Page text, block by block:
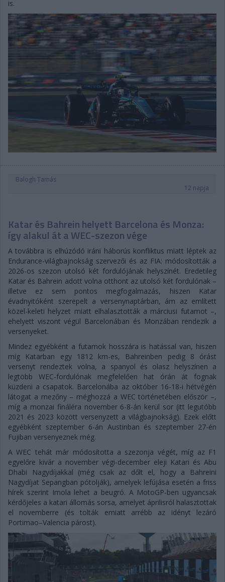
is.
Balogh Tamás
12 napja
Katar és Bahrein helyett Barcelona és Monza:
így alakul át a WEC-szezon vége
A továbbra is elhúzódó iráni háborús konfliktus miatt léptek az
Endurance-világbajnokság szervezői és az FIA: módosították a
2026-os szezon utolsó két fordulójának helyszínét. Eredetileg
Katar és Bahrein adott volna otthont az utolsó két fordulónak –
illetve ez sem pontos megfogalmazás, hiszen Katar
évadnyitóként szerepelt a versenynaptárban, ám az említett
közel-keleti helyzet miatt elhalasztották a márciusi futamot –,
ehelyett viszont végül Barcelonában és Monzában rendezik a
versenyeket.
Mindez egyébként a futamok hosszára is hatással van, hiszen
míg Katarban egy 1812 km-es, Bahreinben pedig 8 órást
versenyt rendeztek volna, a spanyol és olasz helyszínen a
legtöbb WEC-fordulónak megfelelően hat órán át fognak
küzdeni a csapatok. Barcelonába az október 16-18-i hétvégén
látogat a mezőny – méghozzá a WEC történetében először –,
míg a monzai fináléra november 6-8-án kerül sor (itt legutóbb
2021 és 2023 között versenyzett a világbajnokság). Ezek előtt
egyébként szeptember 6-án Austinban és szeptember 27-én
Fujiban versenyeznek még.
A WEC tehát már módosította a szezonja végét, míg az F1
egyelőre kivár a november végi-december eleji Katari és Abu
Dhabi Nagydíjakkal (még csak az dőlt el, hogy a Bahreini
Nagydíjat Sepangban pótolják), amelyek lefújása esetén a friss
hírek szerint Imola lehet a beugró. A MotoGP-ben ugyancsak
kérdőjeles a katari állomás sorsa, amelyet áprilisról halasztottak
el novemberre (és tolták emiatt arrébb az idényt lezáró
Portimao–Valencia párost).